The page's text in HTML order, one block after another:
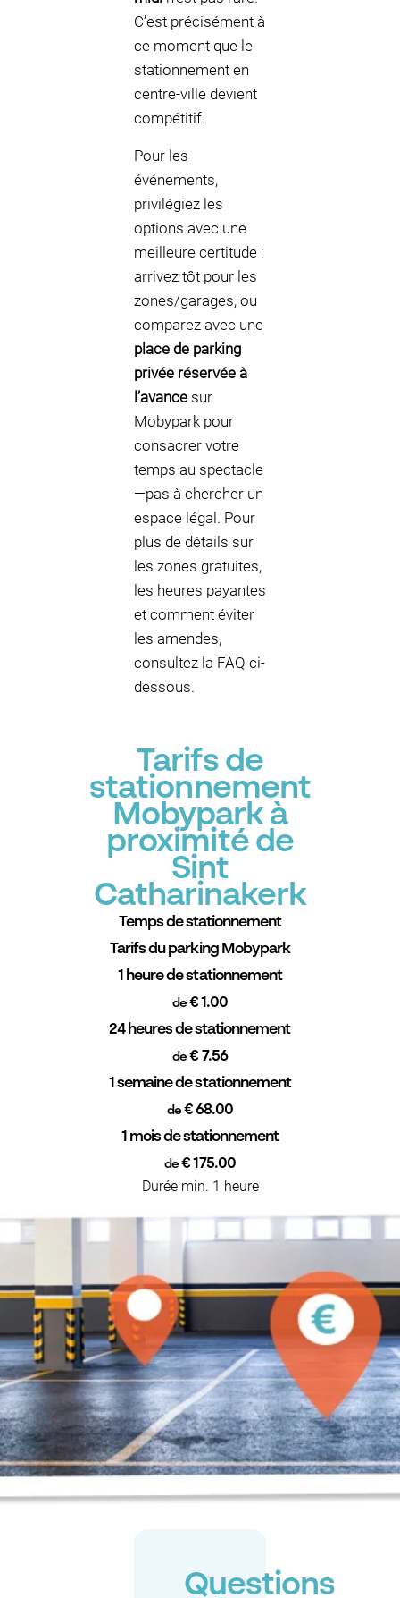
C’est précisément à
ce moment que le
stationnement en
centre-ville devient
compétitif.
Pour les
événements,
privilégiez les
options avec une
meilleure certitude :
arrivez tôt pour les
zones/garages, ou
comparez avec une
place de parking
privée réservée à
l’avance sur
Mobypark pour
consacrer votre
temps au spectacle
—pas à chercher un
espace légal. Pour
plus de détails sur
les zones gratuites,
les heures payantes
et comment éviter
les amendes,
consultez la FAQ ci-
dessous.
Tarifs de
stationnement
Mobypark à
proximité de
Sint
Catharinakerk
Temps de stationnement
Tarifs du parking Mobypark
1 heure de stationnement
de€ 1.00
24 heures de stationnement
de € 7.56
1 semaine de stationnement
de€ 68.00
1 mois de stationnement
de € 175.00
Durée min. 1 heure
Questions